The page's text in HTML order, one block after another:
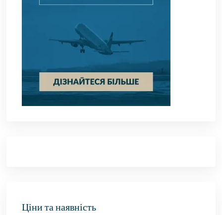
Ціни та наявність